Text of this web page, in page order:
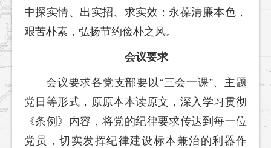
中探实情、出实招、求实效；永葆清廉本色，
艰苦朴素，弘扬节约俭朴之风。
会议要求
会议要求各党支部要以“三会一课”、主题
党日等形式，原原本本读原文，深入学习贯彻
《条例》内容，将党的纪律要求传达到每一位
党员，切实发挥纪律建设标本兼治的利器作